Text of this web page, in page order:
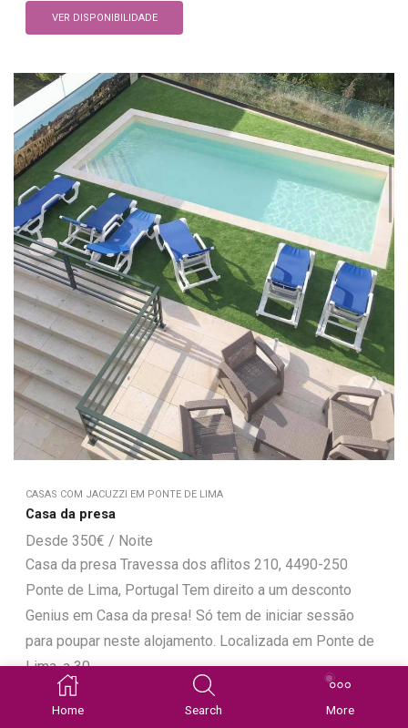
VER DISPONIBILIDADE
CASAS COM JACUZZI EM PONTE DE LIMA
Casa da presa
350€
Casa da presa Travessa dos aflitos 210, 4490-250
Ponte de Lima, Portugal Tem direito a um desconto
Genius em Casa da presa! Só tem de iniciar sessão
para poupar neste alojamento. Localizada em Ponte de
Lima, a 30...
VER DISPONIBILIDADE
Home Search More